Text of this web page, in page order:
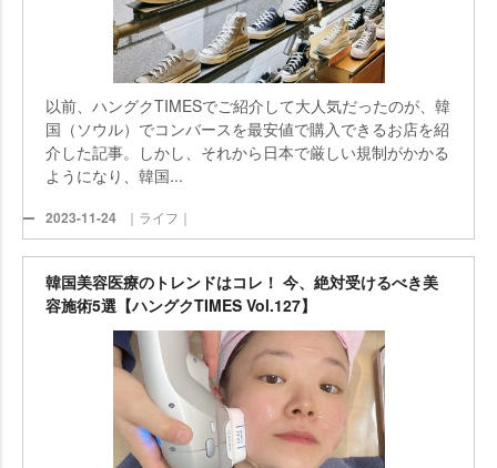
以前、ハングクTIMESでご紹介して大人気だったのが、韓
国（ソウル）でコンバースを最安値で購入できるお店を紹
介した記事。しかし、それから日本で厳しい規制がかかる
ようになり、韓国...
2023-11-24 ｜ライフ｜
韓国美容医療のトレンドはコレ！ 今、絶対受けるべき美
容施術5選【ハングクTIMES Vol.127】